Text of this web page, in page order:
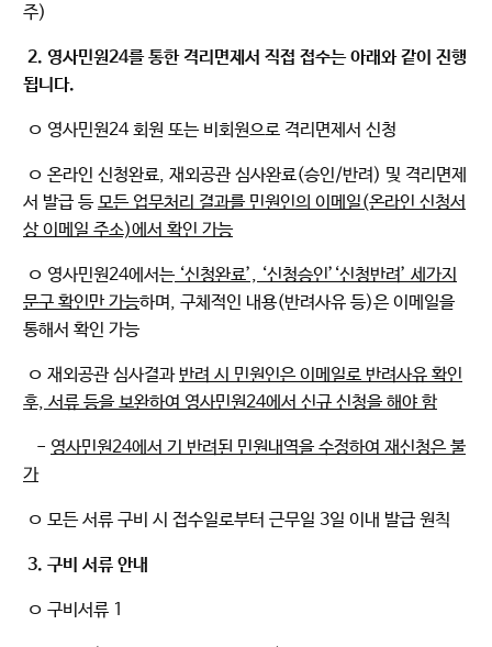
주)
2. 영사민원24를 통한 격리면제서 직접 접수는 아래와 같이 진행
됩니다.
ㅇ 영사민원24 회원 또는 비회원으로 격리면제서 신청
ㅇ 온라인 신청완료, 재외공관 심사완료(승인/반려) 및 격리면제
서 발급 등 모든 업무처리 결과를 민원인의 이메일(온라인 신청서
상 이메일 주소)에서 확인 가능
ㅇ 영사민원24에서는 ‘신청완료’, ‘신청승인’‘신청반려’ 세가지
문구 확인만 가능하며, 구체적인 내용(반려사유 등)은 이메일을
통해서 확인 가능
ㅇ 재외공관 심사결과 반려 시 민원인은 이메일로 반려사유 확인
후, 서류 등을 보완하여 영사민원24에서 신규 신청을 해야 함
- 영사민원24에서 기 반려된 민원내역을 수정하여 재신청은 불
가
ㅇ 모든 서류 구비 시 접수일로부터 근무일 3일 이내 발급 원칙
3. 구비 서류 안내
ㅇ 구비서류 1